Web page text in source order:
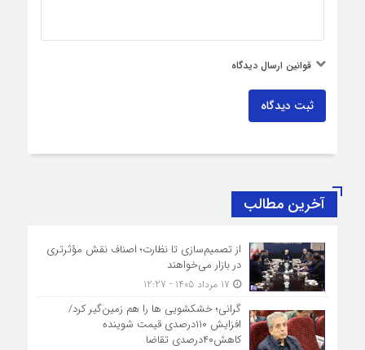
قوانین ارسال دیدگاه
ثبت دیدگاه
آخرین مطالب
از تصمیم‌سازی تا نظارت؛ اصناف نقش مؤثرتری
در بازار می‌خواهند
گرانی؛ خشکشویی‌ ها را هم زمین‌گیر کرد/
افزایش ۱۱۰درصدی قیمت شوینده
کاهش۴۰درصدی تقاضا